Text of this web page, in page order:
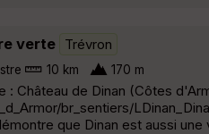
verte Trévron
10 km 170 m
: Château de Dinan (Côtes
br_sentiers/
que Dinan est aussi